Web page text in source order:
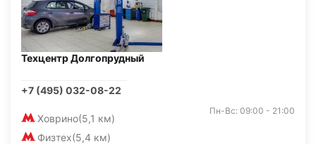
Техцентр Долгопрудный
+7 (495) 032-08-22
Ховрино(5,1 км)
Физтех(5,4 км)
Пн-Вс: 09:00 - 21:00